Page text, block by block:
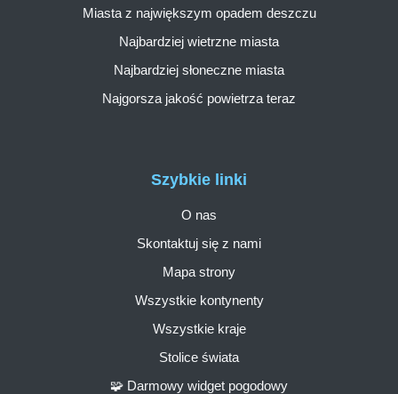
Szybkie linki
O nas
Skontaktuj się z nami
Mapa strony
Wszystkie kontynenty
Wszystkie kraje
Stolice świata
🧩 Darmowy widget pogodowy
Miasta z największym opadem deszczu
Najbardziej wietrzne miasta
Najbardziej słoneczne miasta
Najgorsza jakość powietrza teraz